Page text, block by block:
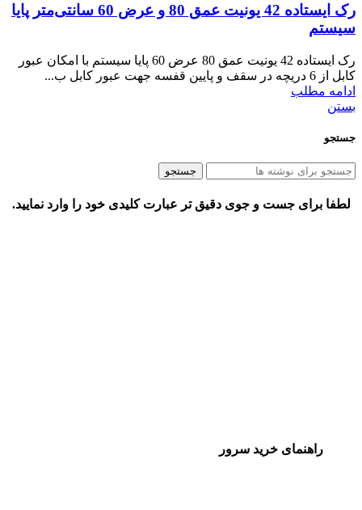
رک ایستاده 42 یونیت عمق 80 و عرض 60 سانتی‌متر پایا
سیستم
رک ایستاده 42 یونیت عمق 80 عرض 60 پایا سیستم با امکان عبور
کابل از 6 دریچه در سقف و پایین قفسه جهت عبور کابل ب...
ادامه مطلب
بستن
جستجو
جستجو
لطفا برای جست و جوی دقیق تر عبارت کلیدی خود را وارد نمایید.
راهنمای خرید سرور